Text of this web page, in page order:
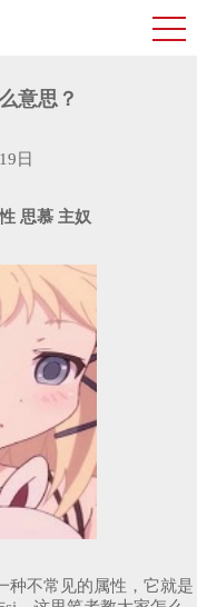
意思？
日
思慕 主奴
种不常见的属性，它就是